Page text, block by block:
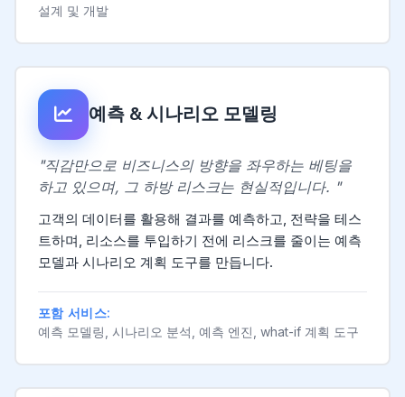
설계 및 개발
예측 & 시나리오 모델링
"직감만으로 비즈니스의 방향을 좌우하는 베팅을
하고 있으며, 그 하방 리스크는 현실적입니다. "
고객의 데이터를 활용해 결과를 예측하고, 전략을 테스
트하며, 리소스를 투입하기 전에 리스크를 줄이는 예측
모델과 시나리오 계획 도구를 만듭니다.
포함 서비스:
예측 모델링, 시나리오 분석, 예측 엔진, what-if 계획 도구